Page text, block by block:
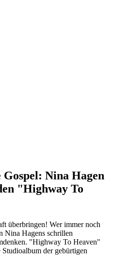
Nina Hagen
"Highway To
überbringen! Wer immer noch
Nina Hagens schrillen
"Highway To Heaven"
der gebürtigen